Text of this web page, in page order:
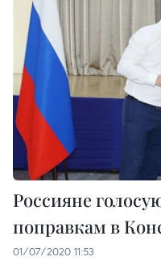
Россияне
поправкам в
01/07/2020 11:53